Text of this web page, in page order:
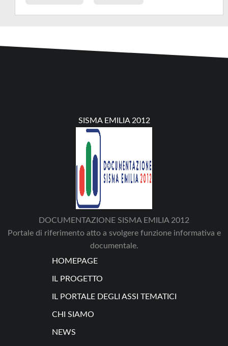
SISMA EMILIA 2012
DOCUMENTAZIONE SISMA EMILIA 2012
Portale di riferimento atto a svolgere funzione informativa e
documentale.
HOMEPAGE
IL PROGETTO
IL PORTALE DEGLI ASSI TEMATICI
CHI SIAMO
NEWS